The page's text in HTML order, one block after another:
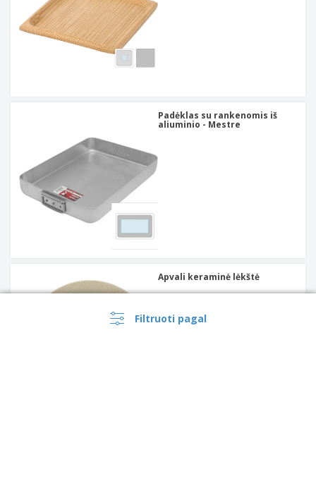
Filtruoti pagal
Padėklas su rankenomis iš
aliuminio - Mestre
Apvali keraminė lėkštė